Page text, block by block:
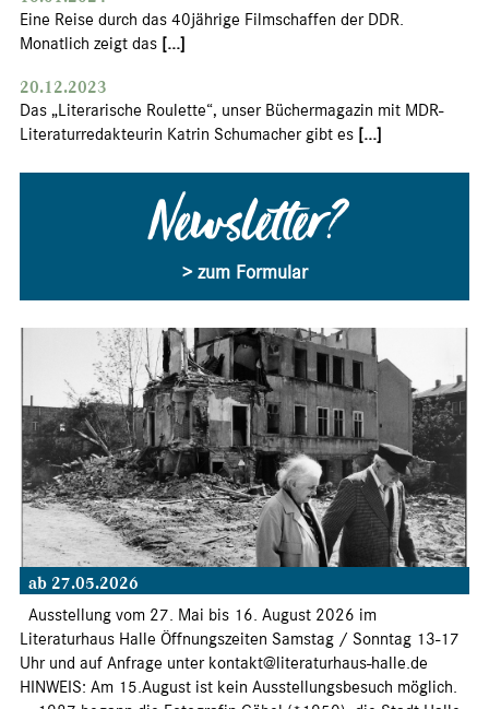
Eine Reise durch das 40jährige Filmschaffen der DDR.
Monatlich zeigt das [...]
20.12.2023
Das „Literarische Roulette“, unser Büchermagazin mit MDR-
Literaturredakteurin Katrin Schumacher gibt es [...]
Newsletter?
> zum Formular
ab 27.05.2026
Ausstellung vom 27. Mai bis 16. August 2026 im
Literaturhaus Halle Öffnungszeiten Samstag / Sonntag 13-17
Uhr und auf Anfrage unter kontakt@literaturhaus-halle.de
HINWEIS: Am 15.August ist kein Ausstellungsbesuch möglich.